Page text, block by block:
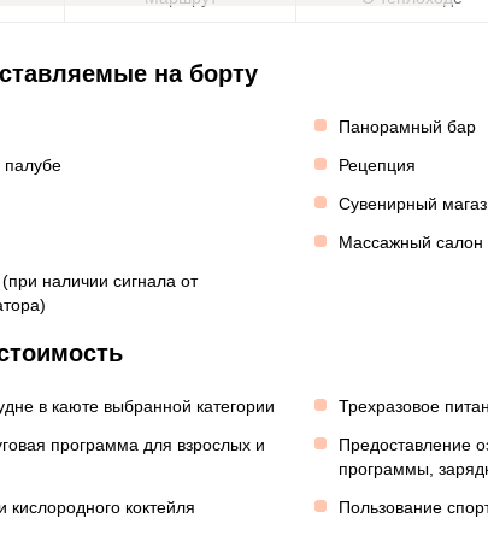
на борту
Панорамный бар
палубе
Рецепция
Сувенирный
Массажный салон
наличии сигнала от
в каюте выбранной категории
Трехразовое
программа для взрослых и
Предоставление
программы,
кислородного коктейля
Пользование